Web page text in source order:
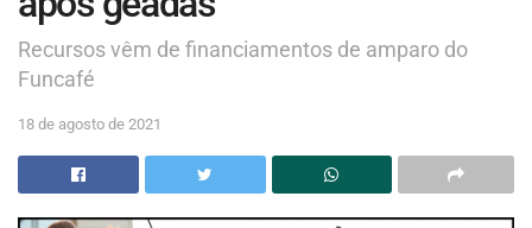
Recursos vêm de financiamentos de amparo do
Funcafé
18 de agosto de 2021